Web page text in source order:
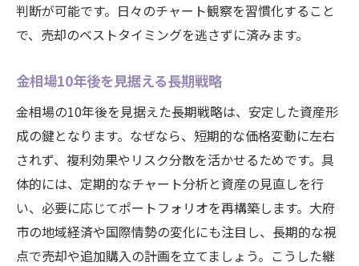
判断が可能です。日々のチャート観察を習慣化すること
で、売却のベストタイミングを逃さずに済みます。
金相場10年後を見据える長期戦略
金相場の10年後を見据えた長期戦略は、安定した資産形
成の鍵となります。なぜなら、短期的な価格変動に左右
されず、複利効果やリスク分散を活かせるためです。具
体的には、定期的なチャート分析と資産の見直しを行
い、必要に応じてポートフォリオを再構築します。大府
市の地域経済や国際情勢の変化にも注目し、長期的な視
点で売却や追加購入の計画を立てましょう。こうした継